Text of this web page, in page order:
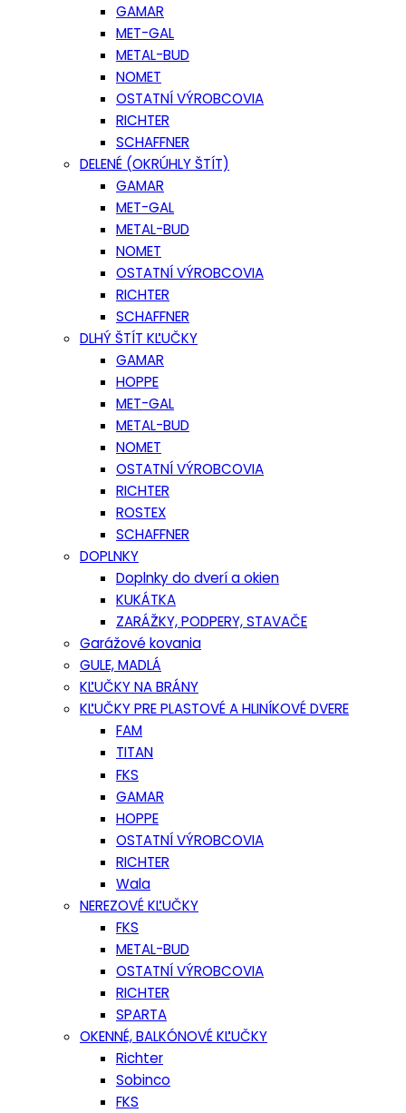
GAMAR
MET-GAL
METAL-BUD
NOMET
OSTATNÍ VÝROBCOVIA
RICHTER
SCHAFFNER
DELENÉ (OKRÚHLY ŠTÍT)
GAMAR
MET-GAL
METAL-BUD
NOMET
OSTATNÍ VÝROBCOVIA
RICHTER
SCHAFFNER
DLHÝ ŠTÍT KĽUČKY
GAMAR
HOPPE
MET-GAL
METAL-BUD
NOMET
OSTATNÍ VÝROBCOVIA
RICHTER
ROSTEX
SCHAFFNER
DOPLNKY
Doplnky do dverí a okien
KUKÁTKA
ZARÁŽKY, PODPERY, STAVAČE
Garážové kovania
GULE, MADLÁ
KĽUČKY NA BRÁNY
KĽUČKY PRE PLASTOVÉ A HLINÍKOVÉ DVERE
FAM
TITAN
FKS
GAMAR
HOPPE
OSTATNÍ VÝROBCOVIA
RICHTER
Wala
NEREZOVÉ KĽUČKY
FKS
METAL-BUD
OSTATNÍ VÝROBCOVIA
RICHTER
SPARTA
OKENNÉ, BALKÓNOVÉ KĽUČKY
Richter
Sobinco
FKS